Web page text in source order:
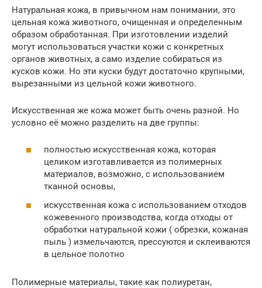
Натуральная кожа, в привычном нам понимании, это
цельная кожа животного, очищенная и определенным
образом обработанная. При изготовлении изделий
могут использоваться участки кожи с конкретных
органов животных, а само изделие собираться из
кусков кожи. Но эти куски будут достаточно крупными,
вырезанными из цельной кожи животного.
Искусственная же кожа может быть очень разной. Но
условно её можно разделить на две группы:
полностью искусственная кожа, которая
целиком изготавливается из полимерных
материалов, возможно, с использованием
тканной основы,
искусственная кожа с использованием отходов
кожевенного производства, когда отходы от
обработки натуральной кожи ( обрезки, кожаная
пыль ) измельчаются, прессуются и склеиваются
в цельное полотно
Полимерные материалы, такие как полиуретан,